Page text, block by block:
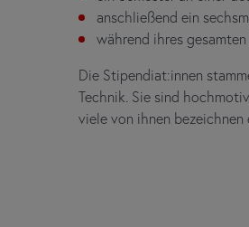
anschließend ein
während ihres
Die Stipendiat:innen
Technik. Sie sind
viele von ihnen